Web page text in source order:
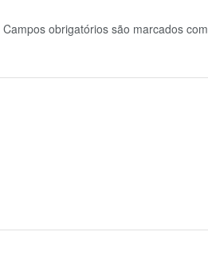
Campos obrigatórios são marcados com